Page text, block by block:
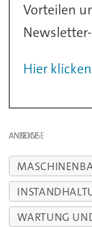
Vorteilen
Hier
ANZEIGE
WARTUNG